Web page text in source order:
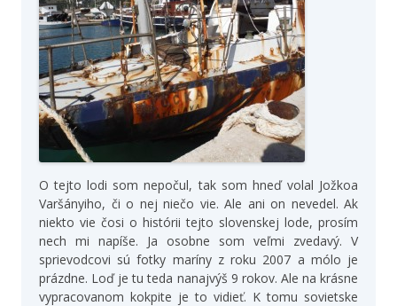
O tejto lodi som nepočul, tak som hneď volal Jožkoa
Varšányiho, či o nej niečo vie. Ale ani on nevedel. Ak
niekto vie čosi o histórii tejto slovenskej lode, prosím
nech mi napíše. Ja osobne som veľmi zvedavý. V
sprievodcovi sú fotky maríny z roku 2007 a mólo je
prázdne. Loď je tu teda nanajvýš 9 rokov. Ale na krásne
vypracovanom kokpite je to vidieť. K tomu sovietske